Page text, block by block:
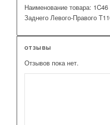
Наименование товара:
Заднего Левого-Правого
ОТЗЫВЫ
Отзывов пока нет.